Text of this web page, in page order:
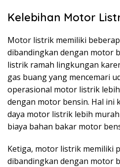
Kelebihan Motor
Motor listrik memiliki
dibandingkan dengan motor
listrik ramah lingkungan
gas buang yang mencemari
operasional motor listrik
dengan motor bensin. Hal ini
daya motor listrik lebih
biaya bahan bakar motor
Ketiga, motor listrik memiliki
dibandingkan dengan motor